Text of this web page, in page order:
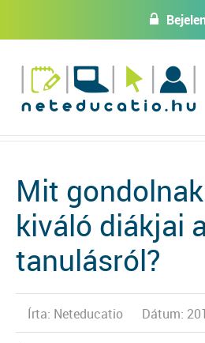
w
Mit
kiváló diákjai
tanulásról?
Írta: Neteducatio Dátum: